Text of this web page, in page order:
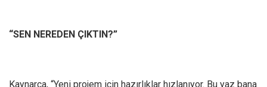
“SEN NEREDEN ÇIKTIN?”
Kaynarca, “Yeni projem için hazırlıklar hızlanıyor. Bu yaz bana